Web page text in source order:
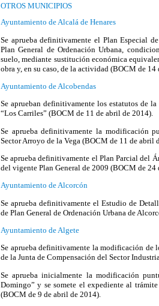
OTROS MUNICIPIOS
Ayuntamiento de Alcalá de Henares
Se aprueba definitivamente el Plan Especial
Plan General de Ordenación Urbana,
suelo, mediante sustitución económica
obra y, en su caso, de la actividad (BOCM de 14
Ayuntamiento de Alcobendas
Se aprueban definitivamente los estatutos de
“Los Carriles” (BOCM de 11 de abril de 2014).
Se aprueba definitivamente la modificación
Sector Arroyo de la Vega (BOCM de 11 de abril
Se aprueba definitivamente el Plan Parcial del
del vigente Plan General de 2009 (BOCM de 24
Ayuntamiento de Alcorcón
Se aprueba definitivamente el Estudio de
de Plan General de Ordenación Urbana de
Ayuntamiento de Algete
Se aprueba definitivamente la modificación de
de la Junta de Compensación del Sector
Se aprueba inicialmente la modificación
Domingo” y se somete el expediente al
(BOCM de 9 de abril de 2014).